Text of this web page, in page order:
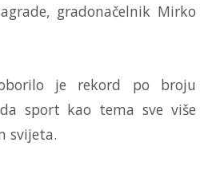
gradonačelnik Mirko
je rekord po broju
sport kao tema sve više
svijeta.